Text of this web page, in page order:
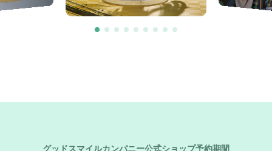
グッドスマイルカンパニー公式ショップ予約期間